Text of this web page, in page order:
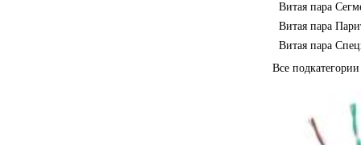
Витая пара
Витая пара
Витая пара
Все